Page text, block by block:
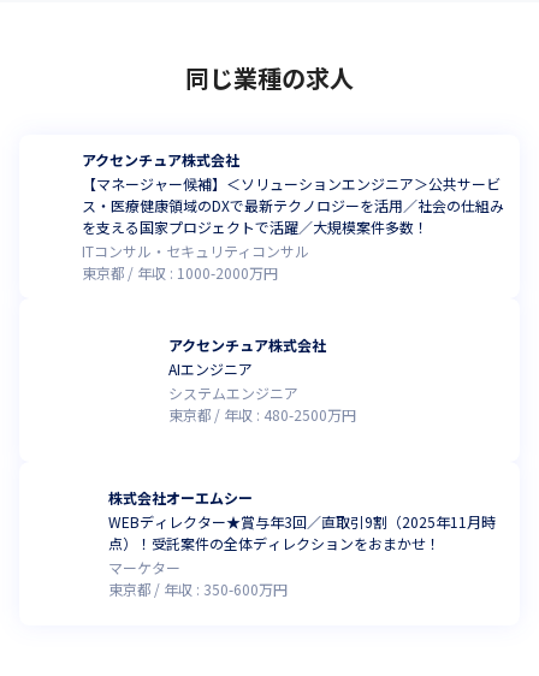
同じ業種の求人
アクセンチュア株式会社
【マネージャー候補】＜ソリューションエンジニア＞公共サービ
ス・医療健康領域のDXで最新テクノロジーを活用／社会の仕組み
を支える国家プロジェクトで活躍／大規模案件多数！
ITコンサル・セキュリティコンサル
東京都
年収 : 1000-2000万円
アクセンチュア株式会社
AIエンジニア
システムエンジニア
東京都
年収 : 480-2500万円
株式会社オーエムシー
WEBディレクター★賞与年3回／直取引9割（2025年11月時
点）！受託案件の全体ディレクションをおまかせ！
マーケター
東京都
年収 : 350-600万円